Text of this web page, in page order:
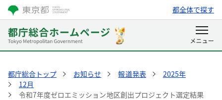
都全体で探す
都庁総合トップ お知らせ 報道発表
2025年
12月
令和7年度ゼロエミッション地区創出プロジェクト選定結果